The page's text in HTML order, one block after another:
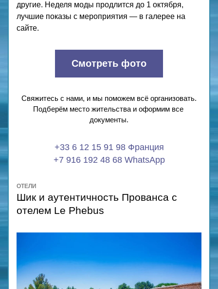
другие. Неделя моды продлится до 1 октября,
лучшие показы с мероприятия — в галерее на
сайте.
Смотреть фото
Свяжитесь с нами, и мы поможем всё организовать.
Подберём место жительства и оформим все
документы.
+33 6 12 15 91 98 Франция
+7 916 192 48 68 WhatsApp
ОТЕЛИ
Шик и аутентичность Прованса с
отелем Le Phebus